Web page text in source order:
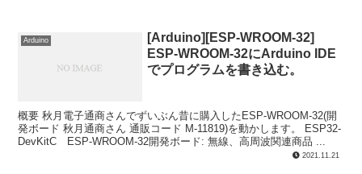
Arduino
[Arduino][ESP-WROOM-32]
ESP-WROOM-32にArduino IDE
でプログラムを書き込む。
概要 秋月電子通商さんでずいぶん昔に購入したESP-WROOM-32(開
発ボード 秋月通商さん 通販コード M-11819)を動かします。 ESP32-
DevKitC ESP-WROOM-32開発ボード: 無線、高周波関連商品 ...
2021.11.21